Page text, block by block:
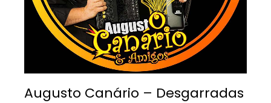
Augusto Canário – Desgarradas